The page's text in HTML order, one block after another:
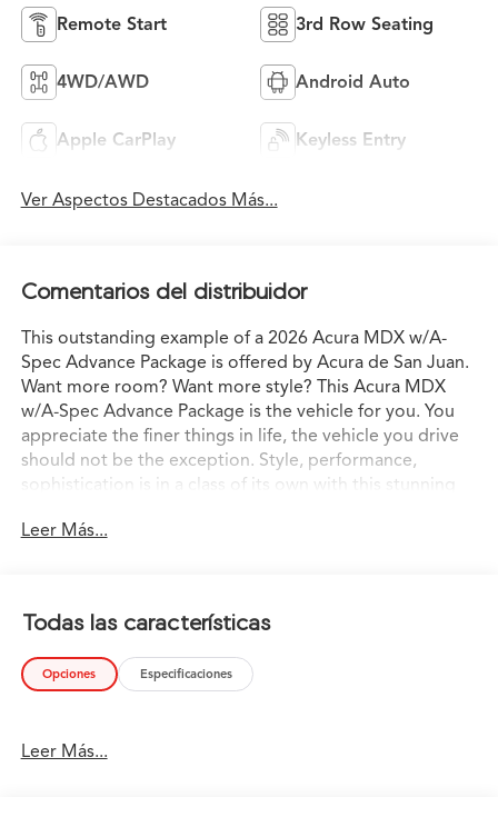
Remote Start 3rd Row Seating
4WD/AWD Android Auto
Apple CarPlay Keyless Entry
Ver Aspectos Destacados Más...
Comentarios del distribuidor
This outstanding example of a 2026 Acura MDX w/A-
Spec Advance Package is offered by Acura de San Juan.
Want more room? Want more style? This Acura MDX
w/A-Spec Advance Package is the vehicle for you. You
appreciate the finer things in life, the vehicle you drive
should not be the exception. Style, performance,
sophistication is in a class of its own with this stunning
means peace of mind all the time. This Black AWD Acura
contours and cutting-edge technology of this Acura
MDX w/A-Spec Advance Package will definitely turn
heads.
Leer Más...
Todas las características
Opciones Especificaciones
Leer Más...